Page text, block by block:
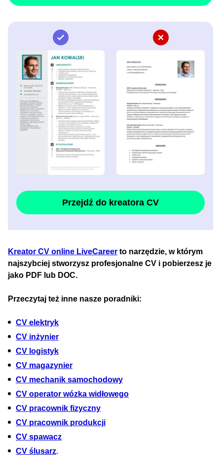
Przejdź do kreatora CV
Kreator CV online LiveCareer to narzędzie, w którym
najszybciej stworzysz profesjonalne CV i pobierzesz je
jako PDF lub DOC.
Przeczytaj też inne nasze poradniki:
CV elektryk
CV inżynier
CV logistyk
CV magazynier
CV mechanik samochodowy
CV operator wózka widłowego
CV pracownik fizyczny
CV pracownik produkcji
CV spawacz
CV ślusarz.